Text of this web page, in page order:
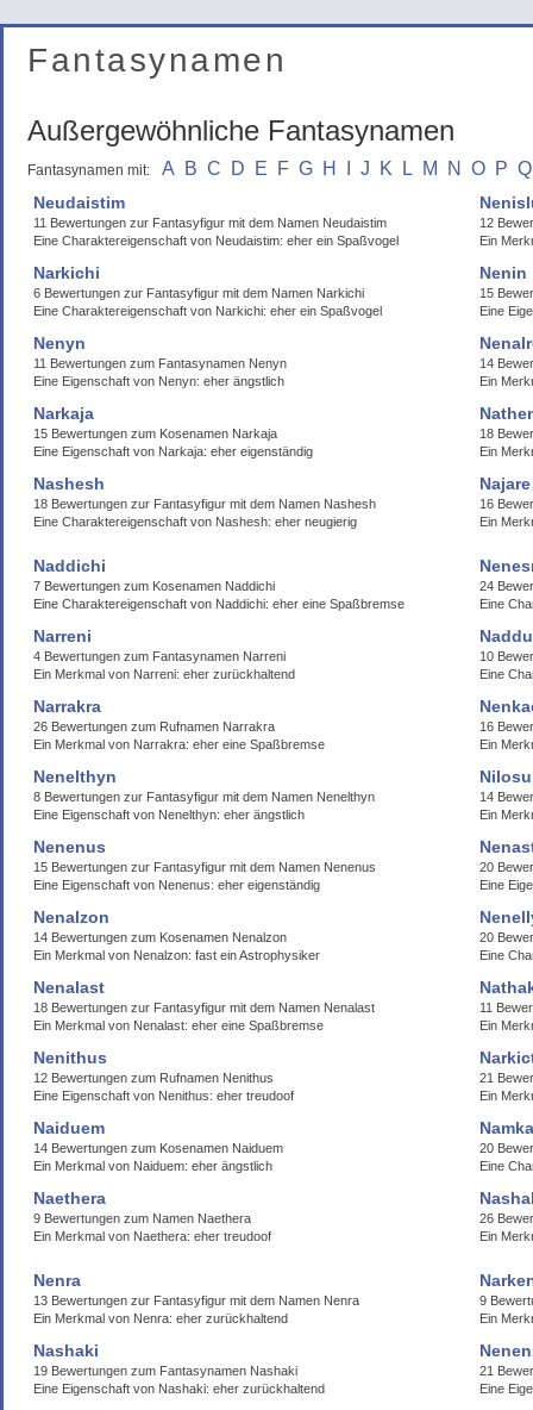
Fantasynamen
Außergewöhnliche Fantasynamen
Fantasynamen mit: A B C D E F G H J K L M N O P Q
Neudaistim
11 Bewertungen zur Fantasyfigur mit dem Namen Neudaistim
Eine Charaktereigenschaft von Neudaistim: eher ein Spaßvogel
12
Ein
Narkichi
6 Bewertungen zur Fantasyfigur mit dem Namen Narkichi
Eine Charaktereigenschaft von Narkichi: eher ein Spaßvogel
Nenin
15
Eine
Nenyn
11 Bewertungen zum Fantasynamen Nenyn
Eine Eigenschaft von Nenyn: eher ängstlich
14
Ein
Narkaja
15 Bewertungen zum Kosenamen Narkaja
Eine Eigenschaft von Narkaja: eher eigenständig
18
Ein
Nashesh
18 Bewertungen zur Fantasyfigur mit dem Namen Nashesh
Eine Charaktereigenschaft von Nashesh: eher neugierig
Najare
16
Ein
Naddichi
7 Bewertungen zum Kosenamen Naddichi
Eine Charaktereigenschaft von Naddichi: eher eine Spaßbremse
24
Eine
Narreni
4 Bewertungen zum Fantasynamen Narreni
Ein Merkmal von Narreni: eher zurückhaltend
10
Eine
Narrakra
26 Bewertungen zum Rufnamen Narrakra
Ein Merkmal von Narrakra: eher eine Spaßbremse
16
Ein
Nenelthyn
8 Bewertungen zur Fantasyfigur mit dem Namen Nenelthyn
Eine Eigenschaft von Nenelthyn: eher ängstlich
Nilosu
14
Ein
Nenenus
15 Bewertungen zur Fantasyfigur mit dem Namen Nenenus
Eine Eigenschaft von Nenenus: eher eigenständig
20
Eine
Nenalzon
14 Bewertungen zum Kosenamen Nenalzon
Ein Merkmal von Nenalzon: fast ein Astrophysiker
20
Eine
Nenalast
18 Bewertungen zur Fantasyfigur mit dem Namen Nenalast
Ein Merkmal von Nenalast: eher eine Spaßbremse
11
Ein
Nenithus
12 Bewertungen zum Rufnamen Nenithus
Eine Eigenschaft von Nenithus: eher treudoof
21
Ein
Naiduem
14 Bewertungen zum Kosenamen Naiduem
Ein Merkmal von Naiduem: eher ängstlich
20
Eine
Naethera
9 Bewertungen zum Namen Naethera
Ein Merkmal von Naethera: eher treudoof
26
Ein
Nenra
13 Bewertungen zur Fantasyfigur mit dem Namen Nenra
Ein Merkmal von Nenra: eher zurückhaltend
9
Ein
Nashaki
19 Bewertungen zum Fantasynamen Nashaki
Eine Eigenschaft von Nashaki: eher zurückhaltend
21
Eine